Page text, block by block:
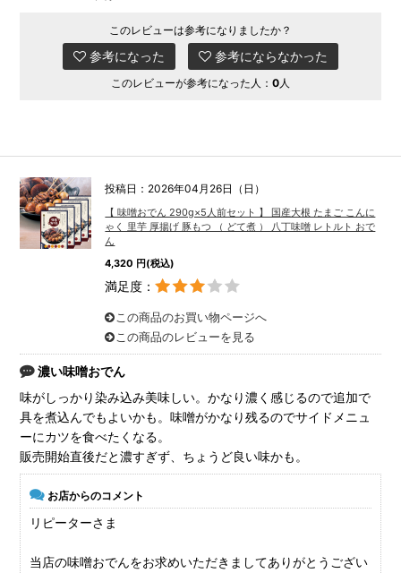
このレビューは参考になりましたか？
参考になった 参考にならなかった
このレビューが参考になった人： 0人
投稿日：2026年04月26日（日）
【 味噌おでん 290g×5人前セット 】 国産大根 たまご こんに
ゃく 里芋 厚揚げ 豚もつ （ どて煮 ） 八丁味噌 レトルト おで
ん
4,320 円(税込)
満足度：
この商品のお買い物ページへ
この商品のレビューを見る
濃い味噌おでん
味がしっかり染み込み美味しい。かなり濃く感じるので追加で
具を煮込んでもよいかも。味噌がかなり残るのでサイドメニュ
ーにカツを食べたくなる。
販売開始直後だと濃すぎず、ちょうど良い味かも。
お店からのコメント
リピーターさま
当店の味噌おでんをお求めいただきましてありがとうござい